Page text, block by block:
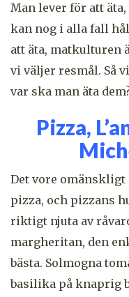
Man lever för att
kan nog i alla fall
att äta, matkulturen
vi väljer resmål. Så
var ska man äta
Pizza,
Det vore
pizza, och pizzans
riktigt njuta av
margheritan, den
bästa. Solmogna
basilika på knaprig